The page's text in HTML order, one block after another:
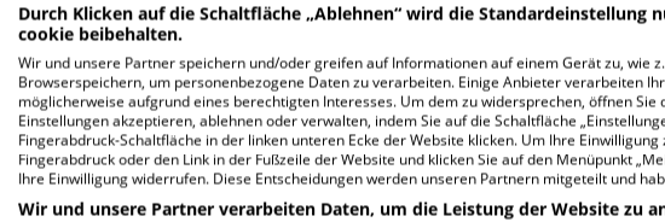
Hier ﬁnden Sie häuﬁg gestellte Fragen zu dieser Klinik.
Wie lautet die Adresse von MVZ Diaverum Stralsund
Friedrichstr. 26
18507 Grimmen
Durch Klicken auf die Schaltfläche „Ablehnen“ wird die Standardeinstellung
cookie beibehalten.
Wir und unsere Partner speichern und/oder greifen auf Informationen auf einem Gerät zu, wie
Browserspeichern, um personenbezogene Daten zu verarbeiten. Einige Anbieter verarbeiten
möglicherweise aufgrund eines berechtigten Interesses. Um dem zu widersprechen, öffnen Sie
Einstellungen akzeptieren, ablehnen oder verwalten, indem Sie auf die Schaltfläche
Fingerabdruck-Schaltfläche in der linken unteren Ecke der Website klicken. Um Ihre
Fingerabdruck oder den Link in der Fußzeile der Website und klicken Sie auf den Menüpunkt
Ihre Einwilligung widerrufen. Diese Entscheidungen werden unseren Partnern mitgeteilt und
Wir und unsere Partner verarbeiten Daten, um die Leistung der Website zu